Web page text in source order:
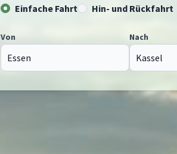
Einfache Fahrt Hin- und Rückfahrt
Von Nach